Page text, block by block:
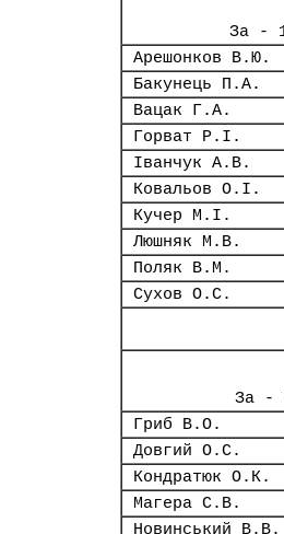
За -
Арешонков В.Ю.
Бакунець П.А.
Вацак Г.А.
Горват Р.І.
Іванчук А.В.
Ковальов О.І.
Кучер М.І.
Люшняк М.В.
Поляк В.М.
Сухов О.С.
За -
Гриб В.О.
Довгий О.С.
Кондратюк О.К.
Магера С.В.
Новинський В.В.